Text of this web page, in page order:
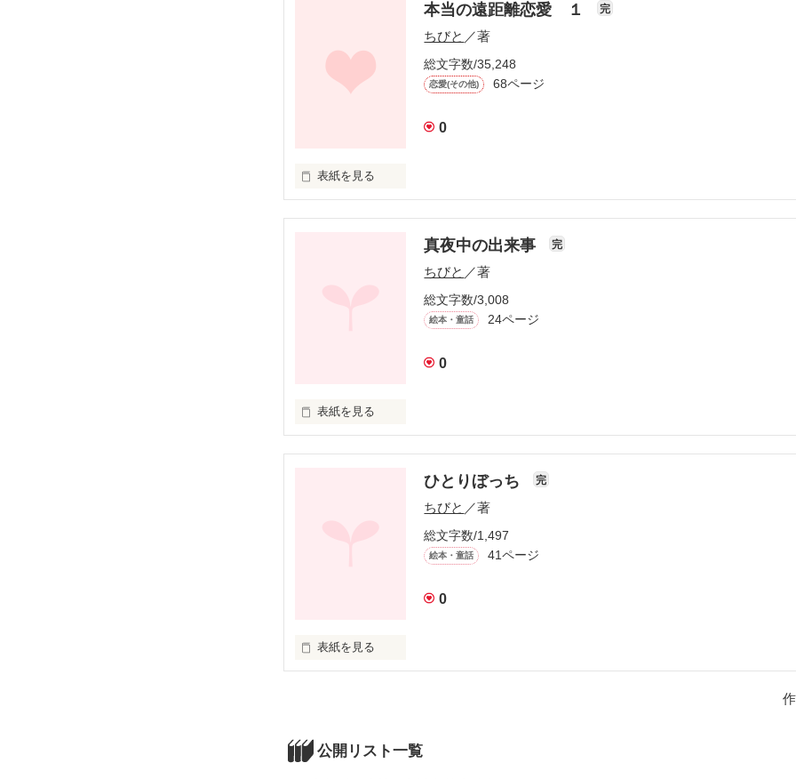
本当の遠距離恋愛 １ 完
ちびと ／著
総文字数/35,248
恋愛(その他) 68ページ
0
表紙を見る
真夜中の出来事 完
ちびと ／著
総文字数/3,008
絵本・童話 24ページ
0
表紙を見る
ひとりぼっち 完
ちびと ／著
総文字数/1,497
絵本・童話 41ページ
0
表紙を見る
公開リスト一覧